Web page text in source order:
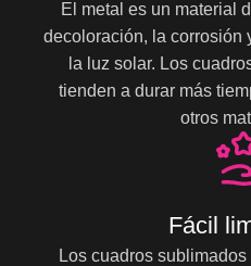
El metal es un material
decoloración, la corrosión
la luz solar. Los
tienden a durar más
otros
Fácil
Los cuadros